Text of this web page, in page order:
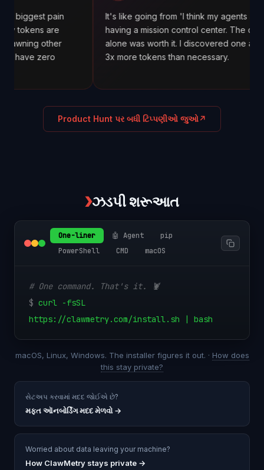
pain
are
It's like going from 'I think my agents are working'
having a mission control center. The cost tracking
alone was worth it. I discovered one agent was
3x more tokens than necessary.
Product Hunt પર બધી ટિપ્પણીઓ જુઓ↗
❯ઝડપી શરૂઆત
One-liner 🤖 Agent
pip
PowerShell
CMD macOS
# One command. That's it. 🦞
$ curl -fsSL
https://clawmetry.com/install.sh | bash
macOS, Linux, Windows. The installer figures it out. · How does
this stay private?
સેટઅપ કરવામાં મદદ જોઈએ છે?
મફત ઑનબોર્ડિંગ મદદ મેળવો→
Worried about data leaving your machine?
How ClawMetry stays private →